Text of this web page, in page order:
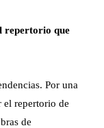
repertorio que
Por una
el repertorio de
de